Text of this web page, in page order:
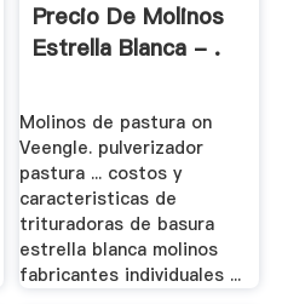
Precio De Molinos
Estrella Blanca - .
Molinos de pastura on
Veengle. pulverizador
pastura ... costos y
caracteristicas de
trituradoras de basura
estrella blanca molinos
fabricantes individuales ...